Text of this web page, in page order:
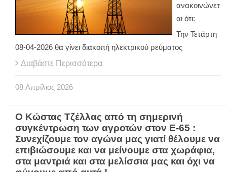
ανακοινώνετ
αι ότι:
Την Τετάρτη
08-04-2026 θα γίνει διακοπή ηλεκτρικού ρεύματος
Διαβάστε Περισσότερα
08 Απρίλιος 2026
Ο Κώστας Τζέλλας από τη σημερινή
συγκέντρωση των αγροτών στον Ε-65 :
Συνεχίζουμε τον αγώνα μας γιατί θέλουμε να
επιβιώσουμε και να μείνουμε στα χωράφια,
στα μαντριά και στα μελίσσια μας και όχι να